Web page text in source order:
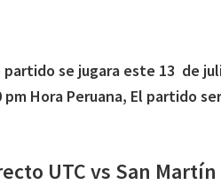
se jugara este 13 de
Hora Peruana, El partido
UTC vs San Martín